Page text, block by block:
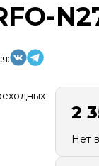
2
Нет